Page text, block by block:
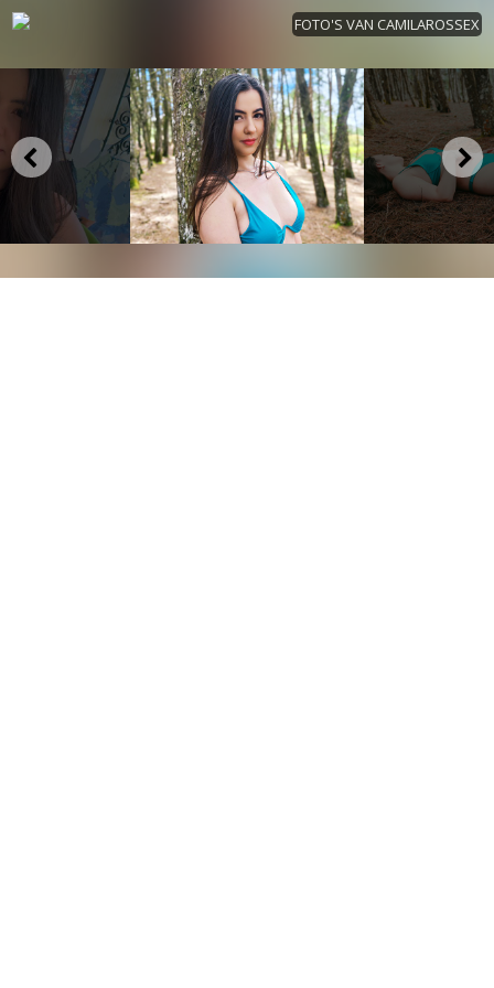
FOTO'S VAN CAMILAROSSEX